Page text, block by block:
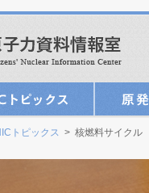
トピックス > 核燃料サイクル